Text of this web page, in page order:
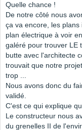
Quelle chance !
De notre côté nous
ça va encore, les
plan électrique à voir
galéré pour trouver LE
butte avec l'architecte
trouvait que notre
trop ...
Nous avons donc du
validé.
C'est ce qui explique
Le constructeur nous
du grenelles II de